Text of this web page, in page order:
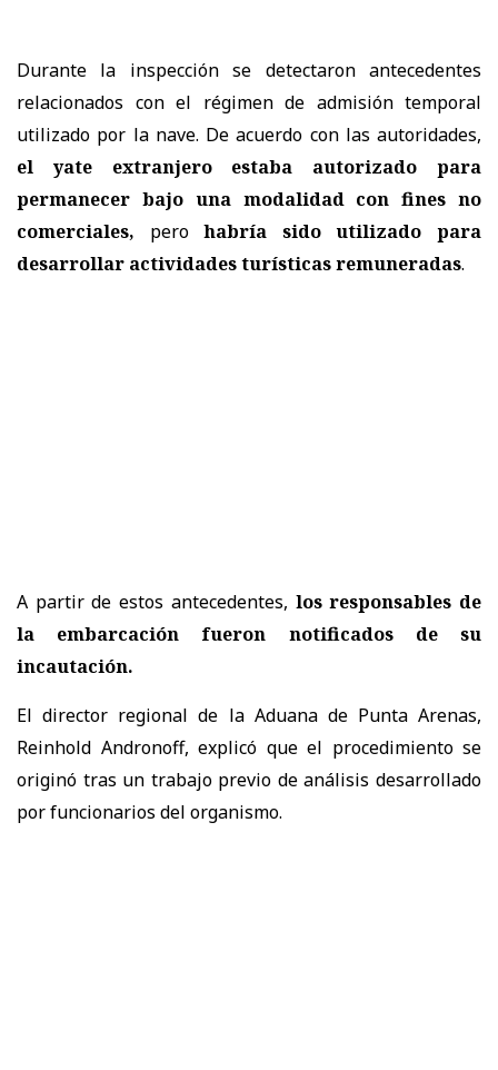
Durante la inspección se detectaron antecedentes
relacionados con el régimen de admisión temporal
utilizado por la nave. De acuerdo con las autoridades,
el yate extranjero estaba autorizado para
permanecer bajo una modalidad con fines no
comerciales, perohabría sido utilizado para
desarrollar actividades turísticas remuneradas.
A partir de estos antecedentes, los responsables de
la embarcación fueron notificados de su
incautación.
El director regional de la Aduana de Punta Arenas,
Reinhold Andronoff, explicó que el procedimiento se
originó tras un trabajo previo de análisis desarrollado
por funcionarios del organismo.